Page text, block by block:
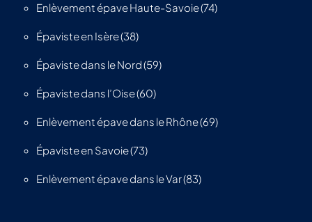
Enlèvement épave Haute-Savoie (74)
Épaviste en Isère (38)
Épaviste dans le Nord (59)
Épaviste dans l’Oise (60)
Enlèvement épave dans le Rhône (69)
Épaviste en Savoie (73)
Enlèvement épave dans le Var (83)